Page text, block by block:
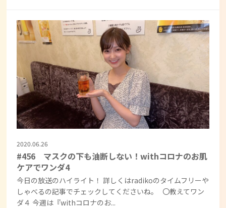
2020.06.26
#456 マスクの下も油断しない！withコロナのお肌
ケアでワンダ4
今日の放送のハイライト！ 詳しくはradikoのタイムフリーや
しゃべるの記事でチェックしてくださいね。 〇教えてワン
ダ４ 今週は『withコロナのお...